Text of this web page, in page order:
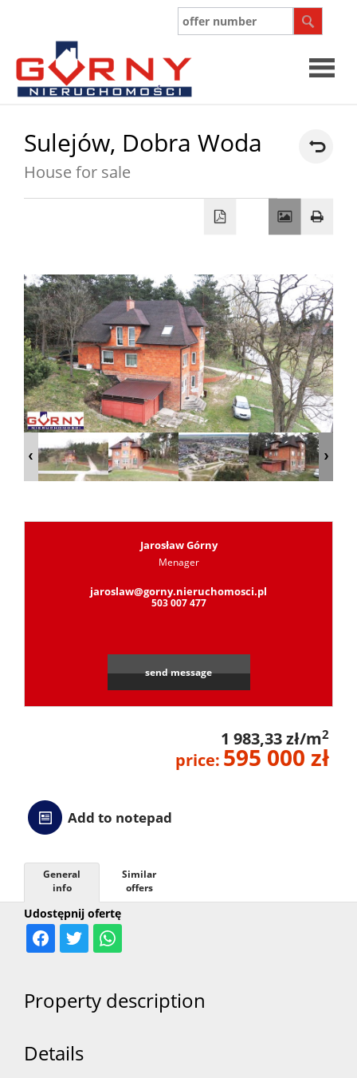
Sulejów, Dobra Woda
House for sale
Jarosław Górny
Menager
jaroslaw@gorny.nieruchomosci.pl
503 007 477
send message
1 983,33 zł/m2
price: 595 000 zł
Add to notepad
Udostępnij ofertę
General
info
Similar
offers
Property description
Details